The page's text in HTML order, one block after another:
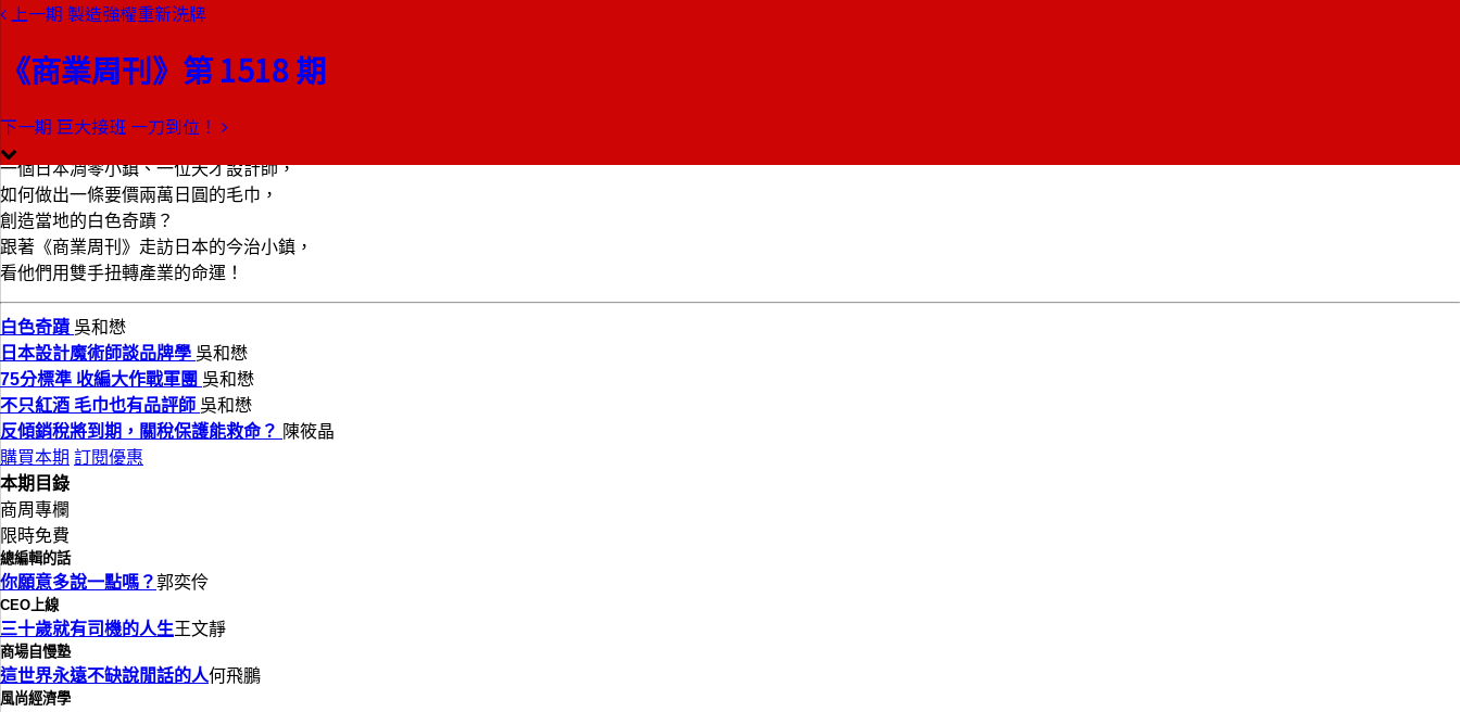
上一期 製造強權重新洗牌
《商業周刊》第 1518 期
下一期 巨大接班 一刀到位！
本期目錄
白色奇蹟
一個日本凋零小鎮、一位天才設計師，
如何做出一條要價兩萬日圓的毛巾，
創造當地的白色奇蹟？
跟著《商業周刊》走訪日本的今治小鎮，
看他們用雙手扭轉產業的命運！
白色奇蹟 吳和懋
日本設計魔術師談品牌學 吳和懋
75分標準 收編大作戰軍團 吳和懋
不只紅酒 毛巾也有品評師 吳和懋
反傾銷稅將到期，關稅保護能救命？ 陳筱晶
購買本期 訂閱優惠
本期目錄
商周專欄
限時免費
總編輯的話
你願意多說一點嗎？郭奕伶
CEO上線
三十歲就有司機的人生王文靜
商場自慢塾
這世界永遠不缺說閒話的人何飛鵬
風尚經濟學